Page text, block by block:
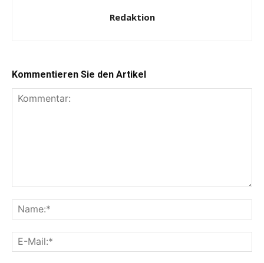
Redaktion
Kommentieren Sie den Artikel